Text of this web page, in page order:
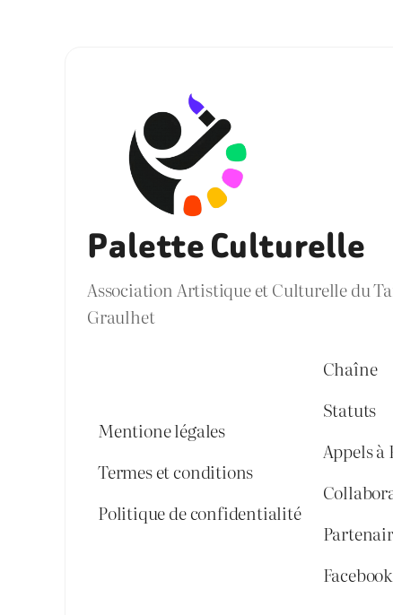
Palette Culturelle
Association Artistique et Culturelle du
Graulhet
Mentione légales
Termes et conditions
Politique de confidentialité
Chaîne
Statuts
Appels à
Facebook